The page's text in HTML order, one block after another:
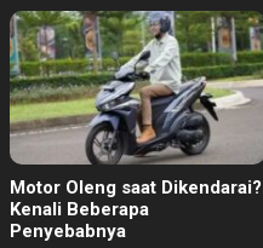
Motor Oleng saat Dikendarai?
Kenali Beberapa
Penyebabnya